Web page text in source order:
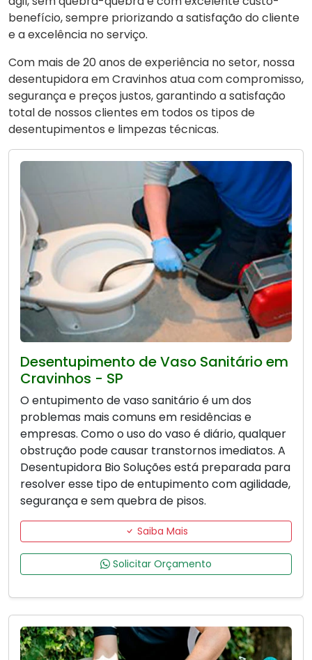
benefício, sempre priorizando a satisfação do cliente
e a excelência no serviço.
Com mais de 20 anos de experiência no setor, nossa
desentupidora em Cravinhos atua com compromisso,
segurança e preços justos, garantindo a satisfação
total de nossos clientes em todos os tipos de
desentupimentos e limpezas técnicas.
Desentupimento de Vaso Sanitário em
Cravinhos - SP
O entupimento de vaso sanitário é um dos
problemas mais comuns em residências e
empresas. Como o uso do vaso é diário, qualquer
obstrução pode causar transtornos imediatos. A
Desentupidora Bio Soluções está preparada para
resolver esse tipo de entupimento com agilidade,
segurança e sem quebra de pisos.
Saiba Mais
Solicitar Orçamento